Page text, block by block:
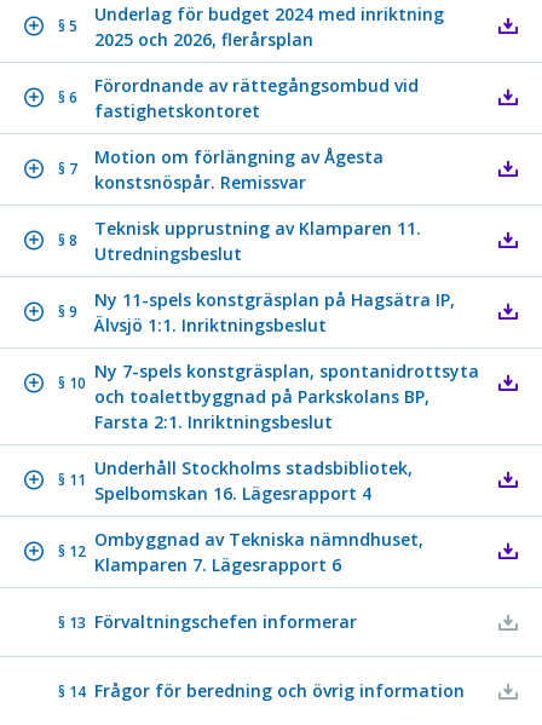
§ 5
Underlag för budget 2024 med inriktning
2025 och 2026, flerårsplan
§ 6
Förordnande av rättegångsombud vid
fastighetskontoret
§ 7
Motion om förlängning av Ågesta
konstsnöspår. Remissvar
§ 8
Teknisk upprustning av Klamparen 11.
Utredningsbeslut
§ 9
Ny 11-spels konstgräsplan på Hagsätra IP,
Älvsjö 1:1. Inriktningsbeslut
§ 10
Ny 7-spels konstgräsplan, spontanidrottsyta
och toalettbyggnad på Parkskolans BP,
Farsta 2:1. Inriktningsbeslut
§ 11
Underhåll Stockholms stadsbibliotek,
Spelbomskan 16. Lägesrapport 4
§ 12
Ombyggnad av Tekniska nämndhuset,
Klamparen 7. Lägesrapport 6
§ 13 Förvaltningschefen informerar
§ 14 Frågor för beredning och övrig information